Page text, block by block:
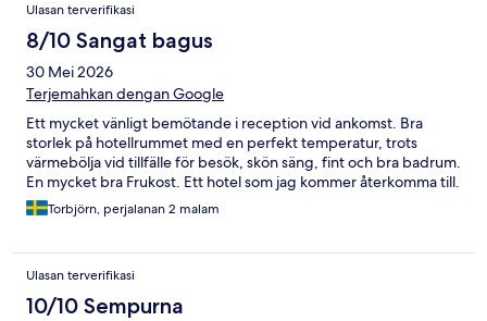
Ulasan terverifikasi
8/10 Sangat bagus
30 Mei 2026
Terjemahkan dengan Google
Ett mycket vänligt bemötande i reception vid ankomst. Bra
storlek på hotellrummet med en perfekt temperatur, trots
värmebölja vid tillfälle för besök, skön säng, fint och bra badrum.
En mycket bra Frukost. Ett hotel som jag kommer återkomma till.
Torbjörn, perjalanan 2 malam
Ulasan terverifikasi
10/10 Sempurna